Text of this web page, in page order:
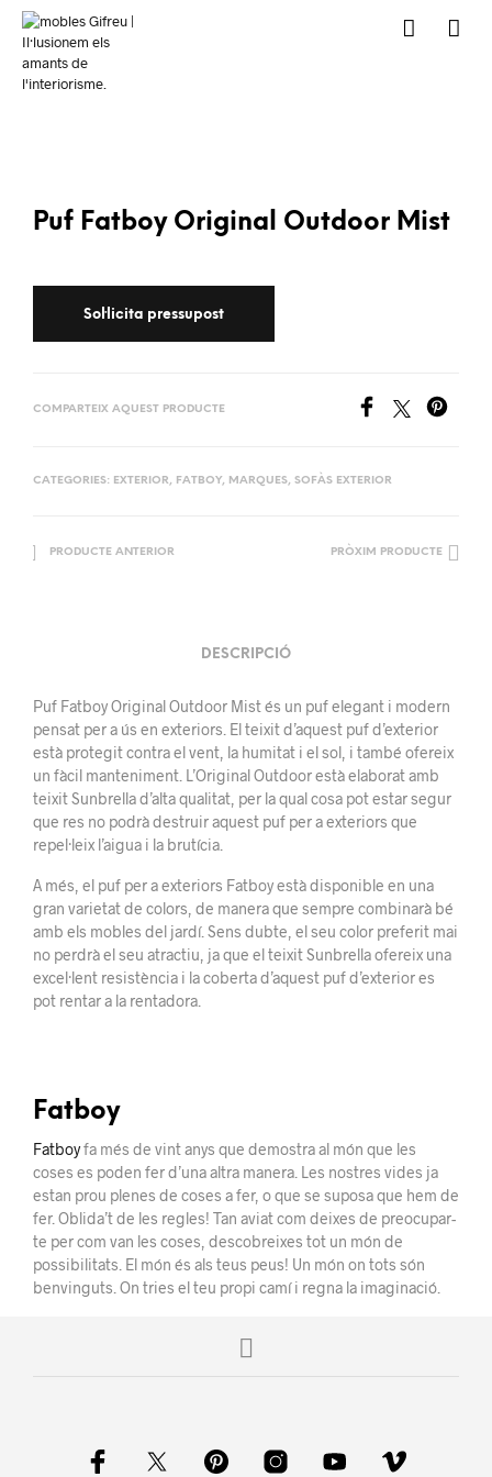
Puf Fatboy Original Outdoor Mist
COMPARTEIX AQUEST PRODUCTE
CATEGORIES: EXTERIOR, FATBOY, MARQUES, SOFÀS EXTERIOR
PRODUCTE ANTERIOR PRÒXIM PRODUCTE
DESCRIPCIÓ
Puf Fatboy Original Outdoor Mist és un puf elegant i modern
pensat per a ús en exteriors. El teixit d’aquest puf d’exterior
està protegit contra el vent, la humitat i el sol, i també ofereix
un fàcil manteniment. L’Original Outdoor està elaborat amb
teixit Sunbrella d’alta qualitat, per la qual cosa pot estar segur
que res no podrà destruir aquest puf per a exteriors que
repel·leix l’aigua i la brutícia.
A més, el puf per a exteriors Fatboy està disponible en una
gran varietat de colors, de manera que sempre combinarà bé
amb els mobles del jardí. Sens dubte, el seu color preferit mai
no perdrà el seu atractiu, ja que el teixit Sunbrella ofereix una
excel·lent resistència i la coberta d’aquest puf d’exterior es
pot rentar a la rentadora.
Fatboy
Fatboyfa més de vint anys que demostra al món que les
coses es poden fer d’una altra manera. Les nostres vides ja
estan prou plenes de coses a fer, o que se suposa que hem de
fer. Oblida’t de les regles! Tan aviat com deixes de preocupar-
te per com van les coses, descobreixes tot un món de
possibilitats. El món és als teus peus! Un món on tots són
benvinguts. On tries el teu propi camí i regna la imaginació.